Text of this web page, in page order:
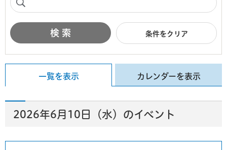
条件をクリア
一覧を表示 カレンダーを表示
2026年6月10日（水）のイベント